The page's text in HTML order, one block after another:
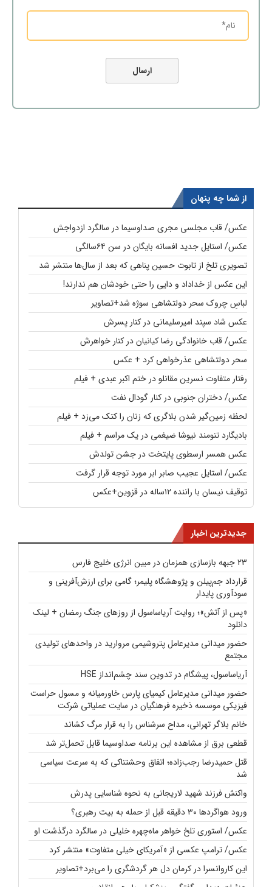
از شما چه پنهان
عکس/ قاب مجلسی مجری صداوسیما در سالگرد ازدواجش
عکس/ استایل جدید افسانه بایگان در سن ۶۴سالگی
تصویری تلخ از تابوت حسین پناهی که بعد از سال‌ها منتشر شد
این عکس از خداداد و دایی را حتی خودشان هم ندارند!
لباسِ چروک سحر دولتشاهی سوژه شد+تصاویر
عکس شاد سپند امیرسلیمانی در کنار پسرش
عکس/ قاب خانوادگی رضا کیانیان در کنار خواهرش
سحر دولتشاهی عذرخواهی کرد + عکس
رفتار متفاوت نسرین مقانلو در ختم اکبر عبدی + فیلم
عکس/ دختران جنوبی در کنار گودال نفت
لحظه زمین‌گیر شدن بلاگری که زنان را کتک می‌زد + فیلم
بادیگارد تنومند نیوشا ضیغمی در یک مراسم + فیلم
عکس همسر ارسطوی پایتخت در جشن تولدش
عکس/ استایل عجیب صابر ابر مورد توجه قرار گرفت
توقیف نیسان با راننده ۱۲ساله در قزوین+عکس
جدیدترین اخبار
23 جبهه بازسازی همزمان در مبین انرژی خلیج فارس
قرارداد جم‌پیلن و پژوهشگاه پلیمر؛ گامی برای ارزش‌آفرینی و
سودآوری پایدار
«پس از آتش»؛ روایت آریاساسول از روزهای جنگ رمضان + لینک
دانلود
حضور میدانی مدیرعامل پتروشیمی مروارید در واحدهای تولیدی
مجتمع
آریاساسول، پیشگام در تدوین سند چشم‌انداز HSE
حضور میدانی مدیرعامل کیمیای پارس خاورمیانه و مسول حراست
فیزیکی موسسه ذخیره فرهنگیان در سایت عملیاتی شرکت
خانم بلاگر تهرانی، مداح سرشناس را به قرار مرگ کشاند
قطعی برق از مشاهده این برنامه صداوسیما قابل تحمل‌تر شد
قتل حمیدرضا رجب‌زاده؛ اتفاق وحشتناکی که به سرعت سیاسی
شد
واکنش فرزند شهید لاریجانی به نحوه شناسایی پدرش
ورود هواگردها ۳۰ دقیقه قبل از حمله به بیت رهبری؟
عکس/ استوری تلخ خواهر ماه‌چهره خلیلی در سالگرد درگذشت او
عکس/ ترامپ عکسی از «آمریکای خیلی متفاوت» منتشر کرد
این کاروانسرا در کرمان دل هر گردشگری را می‌برد+تصاویر